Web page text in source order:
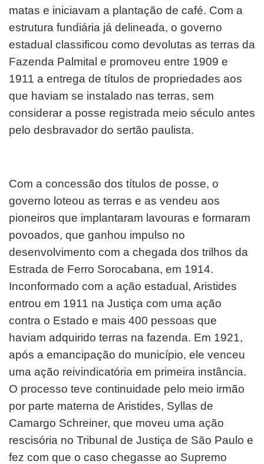
matas e iniciavam a plantação de café. Com a
estrutura fundiária já delineada, o governo
estadual classificou como devolutas as terras da
Fazenda Palmital e promoveu entre 1909 e
1911 a entrega de títulos de propriedades aos
que haviam se instalado nas terras, sem
considerar a posse registrada meio século antes
pelo desbravador do sertão paulista.
Com a concessão dos títulos de posse, o
governo loteou as terras e as vendeu aos
pioneiros que implantaram lavouras e formaram
povoados, que ganhou impulso no
desenvolvimento com a chegada dos trilhos da
Estrada de Ferro Sorocabana, em 1914.
Inconformado com a ação estadual, Aristides
entrou em 1911 na Justiça com uma ação
contra o Estado e mais 400 pessoas que
haviam adquirido terras na fazenda. Em 1921,
após a emancipação do município, ele venceu
uma ação reivindicatória em primeira instância.
O processo teve continuidade pelo meio irmão
por parte materna de Aristides, Syllas de
Camargo Schreiner, que moveu uma ação
rescisória no Tribunal de Justiça de São Paulo e
fez com que o caso chegasse ao Supremo